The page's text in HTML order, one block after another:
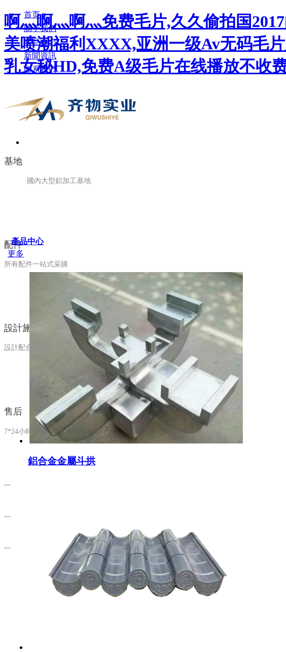
啊灬啊灬啊灬免费毛片,久久偷拍国
美喷潮福利XXXX,亚洲一级Av无码毛
乳女秘HD,免费A级毛片在线播放不收
首页
關于我們
產品中心
新聞資訊
聯系我們
基地
國內大型鋁加工基地
配件
所有配件一站式采購
設計施工
設計配合、施工指導
售后
7*24小時售后服務
產品中心
更多
鋁合金金屬斗拱